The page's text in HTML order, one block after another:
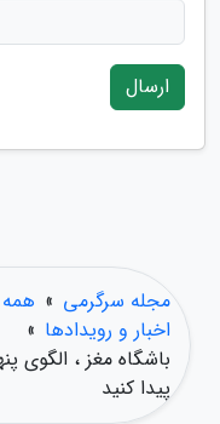
ارسال
مجله سرگرمی » همه
اخبار و رویدادها »
باشگاه مغز ، الگوی
پیدا کنید